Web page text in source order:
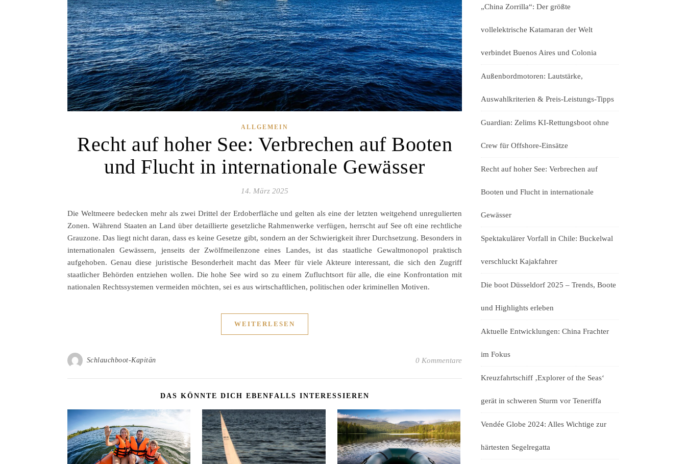
ALLGEMEIN
Recht auf hoher See: Verbrechen auf Booten
und Flucht in internationale Gewässer
14. März 2025
Die Weltmeere bedecken mehr als zwei Drittel der Erdoberfläche und gelten als eine der letzten weitgehend unregulierten
Zonen. Während Staaten an Land über detaillierte gesetzliche Rahmenwerke verfügen, herrscht auf See oft eine rechtliche
Grauzone. Das liegt nicht daran, dass es keine Gesetze gibt, sondern an der Schwierigkeit ihrer Durchsetzung. Besonders in
internationalen Gewässern, jenseits der Zwölfmeilenzone eines Landes, ist das staatliche Gewaltmonopol praktisch
aufgehoben. Genau diese juristische Besonderheit macht das Meer für viele Akteure interessant, die sich den Zugriff
staatlicher Behörden entziehen wollen. Die hohe See wird so zu einem Zufluchtsort für alle, die eine Konfrontation mit
nationalen Rechtssystemen vermeiden möchten, sei es aus wirtschaftlichen, politischen oder kriminellen Motiven.
WEITERLESEN
Schlauchboot-Kapitän 0 Kommentare
DAS KÖNNTE DICH EBENFALLS INTERESSIEREN
„China Zorrilla“: Der größte
vollelektrische Katamaran der Welt
verbindet Buenos Aires und Colonia
Außenbordmotoren: Lautstärke,
Auswahlkriterien & Preis-Leistungs-Tipps
Guardian: Zelims KI-Rettungsboot ohne
Crew für Offshore-Einsätze
Recht auf hoher See: Verbrechen auf
Booten und Flucht in internationale
Gewässer
Spektakulärer Vorfall in Chile: Buckelwal
verschluckt Kajakfahrer
Die boot Düsseldorf 2025 – Trends, Boote
und Highlights erleben
Aktuelle Entwicklungen: China Frachter
im Fokus
Kreuzfahrtschiff ‚Explorer of the Seas‘
gerät in schweren Sturm vor Teneriffa
Vendée Globe 2024: Alles Wichtige zur
härtesten Segelregatta